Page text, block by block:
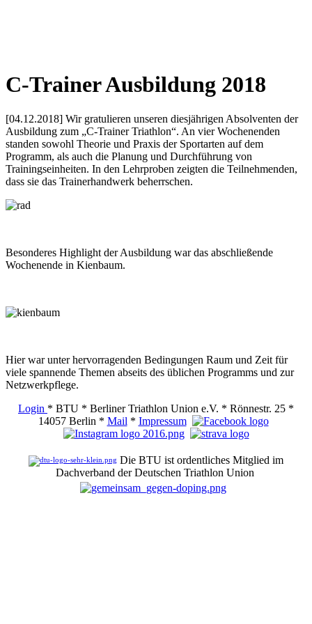
C-Trainer Ausbildung 2018
[04.12.2018] Wir gratulieren unseren diesjährigen Absolventen der
Ausbildung zum „C-Trainer Triathlon“. An vier Wochenenden
standen sowohl Theorie und Praxis der Sportarten auf dem
Programm, als auch die Planung und Durchführung von
Trainingseinheiten. In den Lehrproben zeigten die Teilnehmenden,
dass sie das Trainerhandwerk beherrschen.
Besonderes Highlight der Ausbildung war das abschließende
Wochenende in Kienbaum.
Hier war unter hervorragenden Bedingungen Raum und Zeit für
viele spannende Themen abseits des üblichen Programms und zur
Netzwerkpflege.
Login * BTU * Berliner Triathlon Union e.V. * Rönnestr. 25 *
14057 Berlin * Mail * Impressum
Die BTU ist ordentliches Mitglied im
Dachverband der Deutschen Triathlon Union